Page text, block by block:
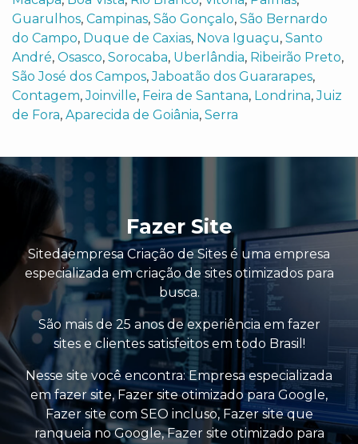
Guarulhos, Campinas, São Gonçalo, São Bernardo
do Campo, Duque de Caxias, Nova Iguaçu, Santo
André, Osasco, Sorocaba, Uberlândia, Ribeirão Preto,
São José dos Campos,Jaboatão dos Guararapes,
Contagem,Joinville, Feira de Santana, Londrina,Juiz
de Fora, Aparecida de Goiânia, Serra
Fazer Site
Sitedaempresa Criação de Sites é uma empresa
especializada em criação de sites otimizados para
busca.
São mais de 25 anos de experiência em fazer
sites e clientes satisfeitos em todo Brasil!
Nesse site você encontra:Empresa especializada
em fazer site,Fazer site otimizado para Google,
Fazer site com SEO incluso, Fazer site que
ranqueia no Google,Fazer site otimizado para